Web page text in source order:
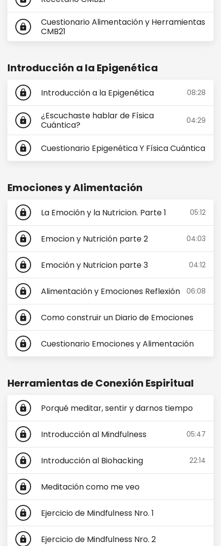
lock
Cuestionario Alimentación y Herramientas
CMB21
Introducción a la Epigenética
lock Introducción a la Epigenética 08:28
lock
¿Escuchaste hablar de Física
Cuántica?
04:29
lock Cuestionario Epigenética Y Física Cuántica
Emociones y Alimentación
lock La Emoción y la Nutricion. Parte 1 05:12
lock Emocion y Nutrición parte 2 04:03
lock Emoción y Nutricion parte 3 04:12
lock Alimentación y Emociones Reflexión 06:08
lock Como construir un Diario de Emociones
lock Cuestionario Emociones y Alimentación
Herramientas de Conexión Espiritual
lock Porqué meditar, sentir y darnos tiempo
lock Introducción al Mindfulness 05:47
lock Introducción al Biohacking 22:14
lock Meditación como me veo
lock Ejercicio de Mindfulness Nro. 1
lock Ejercicio de Mindfulness Nro. 2